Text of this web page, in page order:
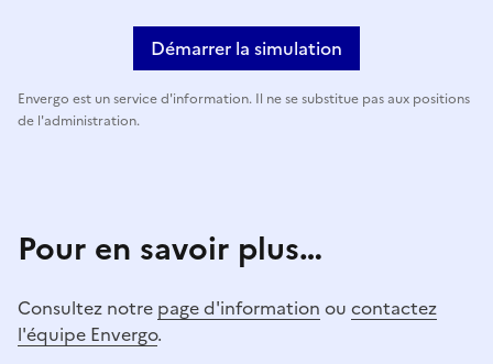
Démarrer la simulation
Envergo est un service d'information. Il ne se substitue pas aux positions
de l'administration.
Pour en savoir plus…
Consultez notre page d'information ou contactez
l'équipe Envergo.